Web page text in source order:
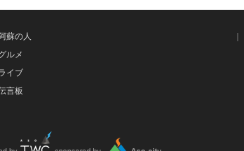
蘇の人
ルメ
イブ
言板